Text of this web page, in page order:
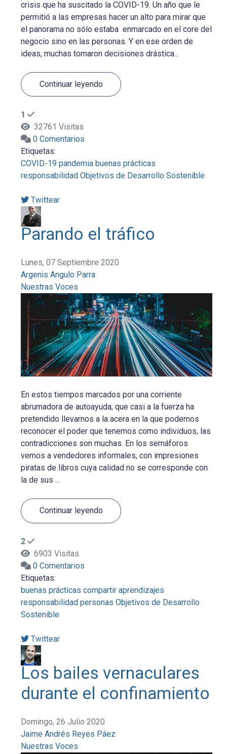
crisis que ha suscitado la COVID-19. Un año que le
permitió a las empresas hacer un alto para mirar que
el panorama no sólo estaba enmarcado en el core del
negocio sino en las personas. Y en ese orden de
ideas, muchas tomaron decisiones drástica...
Continuar leyendo
1
32761 Visitas
0 Comentarios
Etiquetas:
COVID-19 pandemia buenas prácticas
responsabilidad Objetivos de Desarrollo Sostenible
Twittear
Parando el tráfico
Lunes, 07 Septiembre 2020
Argenis Angulo Parra
Nuestras Voces
En estos tiempos marcados por una corriente
abrumadora de autoayuda, que casi a la fuerza ha
pretendido llevarnos a la acera en la que podemos
reconocer el poder que tenemos como individuos, las
contradicciones son muchas. En los semáforos
vemos a vendedores informales, con impresiones
piratas de libros cuya calidad no se corresponde con
la de sus ...
Continuar leyendo
2
6903 Visitas
0 Comentarios
Etiquetas:
buenas prácticas compartir aprendizajes
responsabilidad personas Objetivos de Desarrollo
Sostenible
Twittear
Los bailes vernaculares
durante el confinamiento
Domingo, 26 Julio 2020
Jaime Andrés Reyes Páez
Nuestras Voces